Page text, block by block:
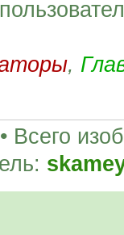
,
• Всего